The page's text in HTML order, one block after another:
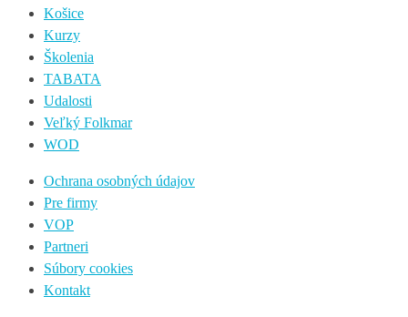
Košice
Kurzy
Školenia
TABATA
Udalosti
Veľký Folkmar
WOD
Ochrana osobných údajov
Pre firmy
VOP
Partneri
Súbory cookies
Kontakt